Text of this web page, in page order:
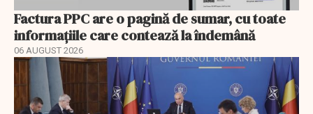
Factura PPC are o pagină de sumar, cu toate
informațiile care contează la îndemână
06 AUGUST 2026